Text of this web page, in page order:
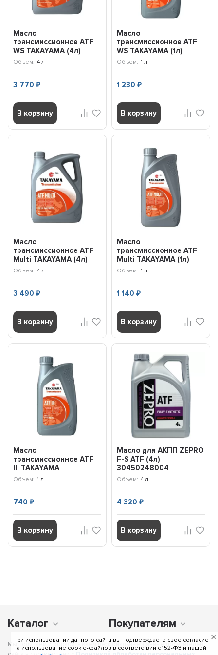
При использовании данного сайта вы подтверждаете свое согласие
на использование cookie-файлов в соответствии c 152-ФЗ и нашей
Масло
трансмиссионное ATF
WS TAKAYAMA (4л)
100757
Объем: 4 л
3 770₽
В корзину
Масло
трансмиссионное ATF
WS TAKAYAMA (1л)
101423
Объем: 1 л
1 230 ₽
В корзину
Масло
трансмиссионное ATF
Multi TAKAYAMA (4л)
100480
Объем: 4 л
3 490₽
В корзину
Масло
трансмиссионное ATF
Multi TAKAYAMA (1л)
101941
Объем: 1 л
1 140 ₽
В корзину
Масло
трансмиссионное ATF
lll TAKAYAMA
Transmission (1л) 100452
Объем: 1 л
740₽
В корзину
Масло для АКПП ZEPRO
F-S ATF (4л)
30450248004
Объем: 4 л
4 320 ₽
В корзину
Каталог Покупателям
Мы получаем и обрабатываем персональные данные посетителей